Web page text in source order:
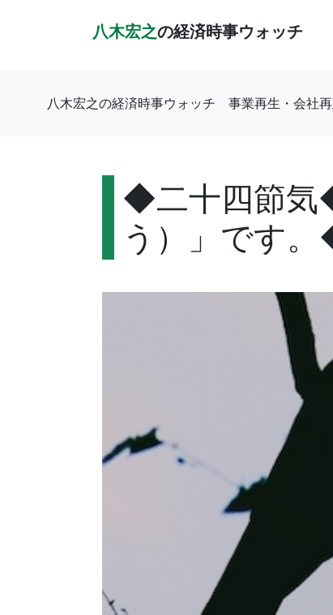
八木宏之の経済時事ウォッチ
八木宏之の経済時事ウォッチ 事業再生・会社
◆二十四節気
う）」です